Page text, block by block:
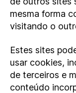
mesma forma
visitando o
Estes sites
usar cookies,
de terceiros e
conteúdo